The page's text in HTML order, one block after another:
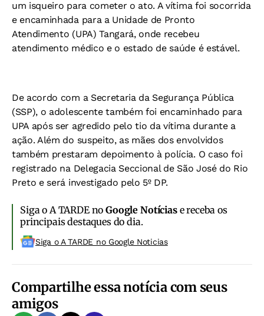
um isqueiro para cometer o ato. A vítima foi socorrida
e encaminhada para a Unidade de Pronto
Atendimento (UPA) Tangará, onde recebeu
atendimento médico e o estado de saúde é estável.
De acordo com a Secretaria da Segurança Pública
(SSP), o adolescente também foi encaminhado para
UPA após ser agredido pelo tio da vítima durante a
ação. Além do suspeito, as mães dos envolvidos
também prestaram depoimento à polícia. O caso foi
registrado na Delegacia Seccional de São José do Rio
Preto e será investigado pelo 5º DP.
Siga o A TARDE noGoogle Notíciase receba os
principais destaques do dia.
Siga o A TARDE no Google Noticias
Compartilhe essa notícia com seus
amigos